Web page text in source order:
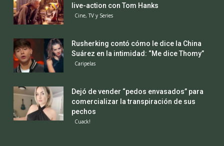
live-action con Tom Hanks
Cine, TV y Series
Rusherking contó cómo le dice la China
Suárez en la intimidad: “Me dice Thomy”
Caripelas
Dejó de vender “pedos envasados” para
comercializar la transpiración de sus
pechos
Cuack!